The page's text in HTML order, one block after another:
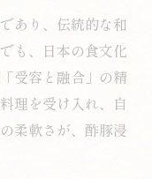
あり、伝統的な和
も、日本の食文化
受容と融合」の精
理を受け入れ、自
柔軟さが、酢豚浸